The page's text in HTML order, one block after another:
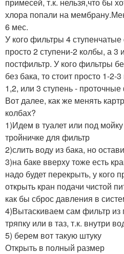
хлора попали на
6 мес.
У кого фильтры 4
просто 2 ступени-2 колбы, а 3
постфильтр. У кого фильтры
без бака, то стоит просто 1-2-
1,2, или 3 ступень -
Вот далее, как же менять
колбах?
1)Идем в туалет или под
тройничке для фильтр
2)слить воду из бака, но
3)на баке вверху тоже есть
надо будет перекрыть, у кого
открыть кран подачи чистой
как бы сброс давления в
4)Вытаскиваем сам фильтр
тряпку или в таз, т.к. внутри
5) берем вот такую штуку
Открыть в полный размер